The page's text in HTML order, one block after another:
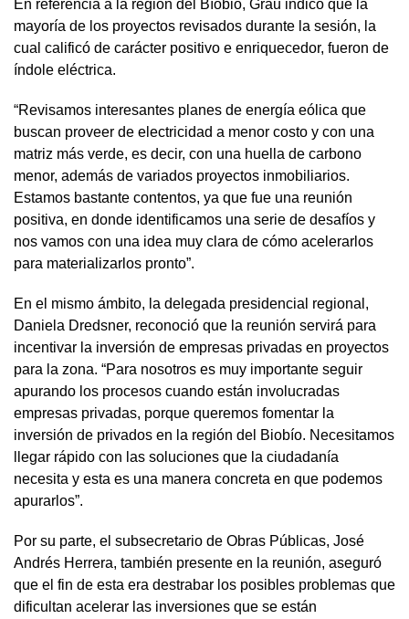
En referencia a la región del Bíobio, Grau indicó que la
mayoría de los proyectos revisados durante la sesión, la
cual calificó de carácter positivo e enriquecedor, fueron de
índole eléctrica.
“Revisamos interesantes planes de energía eólica que
buscan proveer de electricidad a menor costo y con una
matriz más verde, es decir, con una huella de carbono
menor, además de variados proyectos inmobiliarios.
Estamos bastante contentos, ya que fue una reunión
positiva, en donde identificamos una serie de desafíos y
nos vamos con una idea muy clara de cómo acelerarlos
para materializarlos pronto”.
En el mismo ámbito, la delegada presidencial regional,
Daniela Dredsner, reconoció que la reunión servirá para
incentivar la inversión de empresas privadas en proyectos
para la zona. “Para nosotros es muy importante seguir
apurando los procesos cuando están involucradas
empresas privadas, porque queremos fomentar la
inversión de privados en la región del Biobío. Necesitamos
llegar rápido con las soluciones que la ciudadanía
necesita y esta es una manera concreta en que podemos
apurarlos”.
Por su parte, el subsecretario de Obras Públicas, José
Andrés Herrera, también presente en la reunión, aseguró
que el fin de esta era destrabar los posibles problemas que
dificultan acelerar las inversiones que se están